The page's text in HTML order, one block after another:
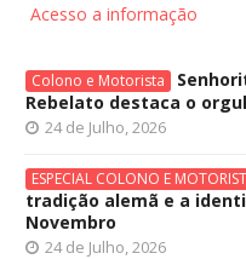
Acesso a informação
Colono e Motorista
Rebelato destaca o
24 de Julho, 2026
ESPECIAL COLONO E
tradição alemã e a
Novembro
24 de Julho, 2026